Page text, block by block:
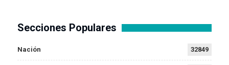
Secciones Populares
Nación 32849